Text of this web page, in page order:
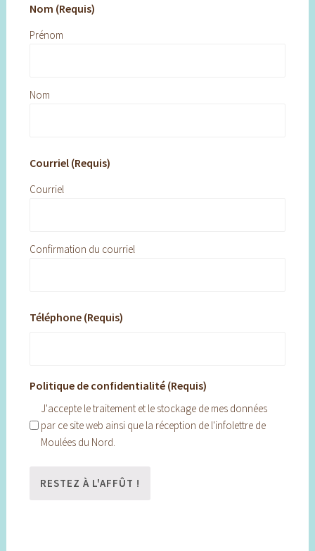
Nom (Requis)
Prénom
Nom
Courriel (Requis)
Courriel
Confirmation du courriel
Téléphone (Requis)
Politique de confidentialité (Requis)
J'accepte le traitement et le stockage de mes données
par ce site web ainsi que la réception de l'infolettre de
Moulées du Nord.